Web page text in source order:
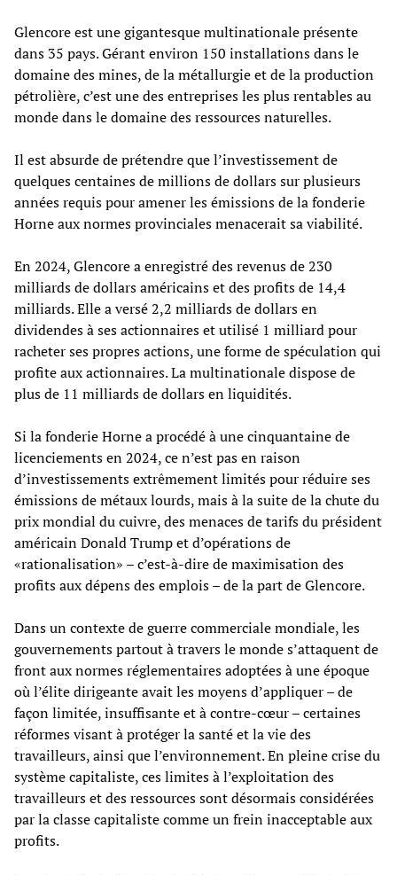
Glencore est une gigantesque multinationale présente
dans 35 pays. Gérant environ 150 installations dans le
domaine des mines, de la métallurgie et de la production
pétrolière, c’est une des entreprises les plus rentables au
monde dans le domaine des ressources naturelles.
Il est absurde de prétendre que l’investissement de
quelques centaines de millions de dollars sur plusieurs
années requis pour amener les émissions de la fonderie
Horne aux normes provinciales menacerait sa viabilité.
En 2024, Glencore a enregistré des revenus de 230
milliards de dollars américains et des profits de 14,4
milliards. Elle a versé 2,2 milliards de dollars en
dividendes à ses actionnaires et utilisé 1 milliard pour
racheter ses propres actions, une forme de spéculation qui
profite aux actionnaires. La multinationale dispose de
plus de 11 milliards de dollars en liquidités.
Si la fonderie Horne a procédé à une cinquantaine de
licenciements en 2024, ce n’est pas en raison
d’investissements extrêmement limités pour réduire ses
émissions de métaux lourds, mais à la suite de la chute du
prix mondial du cuivre, des menaces de tarifs du président
américain Donald Trump et d’opérations de
«rationalisation» – c’est-à-dire de maximisation des
profits aux dépens des emplois – de la part de Glencore.
Dans un contexte de guerre commerciale mondiale, les
gouvernements partout à travers le monde s’attaquent de
front aux normes réglementaires adoptées à une époque
où l’élite dirigeante avait les moyens d’appliquer – de
façon limitée, insuffisante et à contre-cœur – certaines
réformes visant à protéger la santé et la vie des
travailleurs, ainsi que l’environnement. En pleine crise du
système capitaliste, ces limites à l’exploitation des
travailleurs et des ressources sont désormais considérées
par la classe capitaliste comme un frein inacceptable aux
profits.